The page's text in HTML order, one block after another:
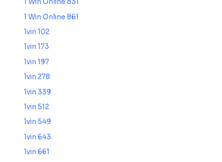
1 Win Online 831
1 Win Online 861
1vin 102
1vin 173
1vin 197
1vin 278
1vin 339
1vin 512
1vin 549
1vin 643
1vin 661